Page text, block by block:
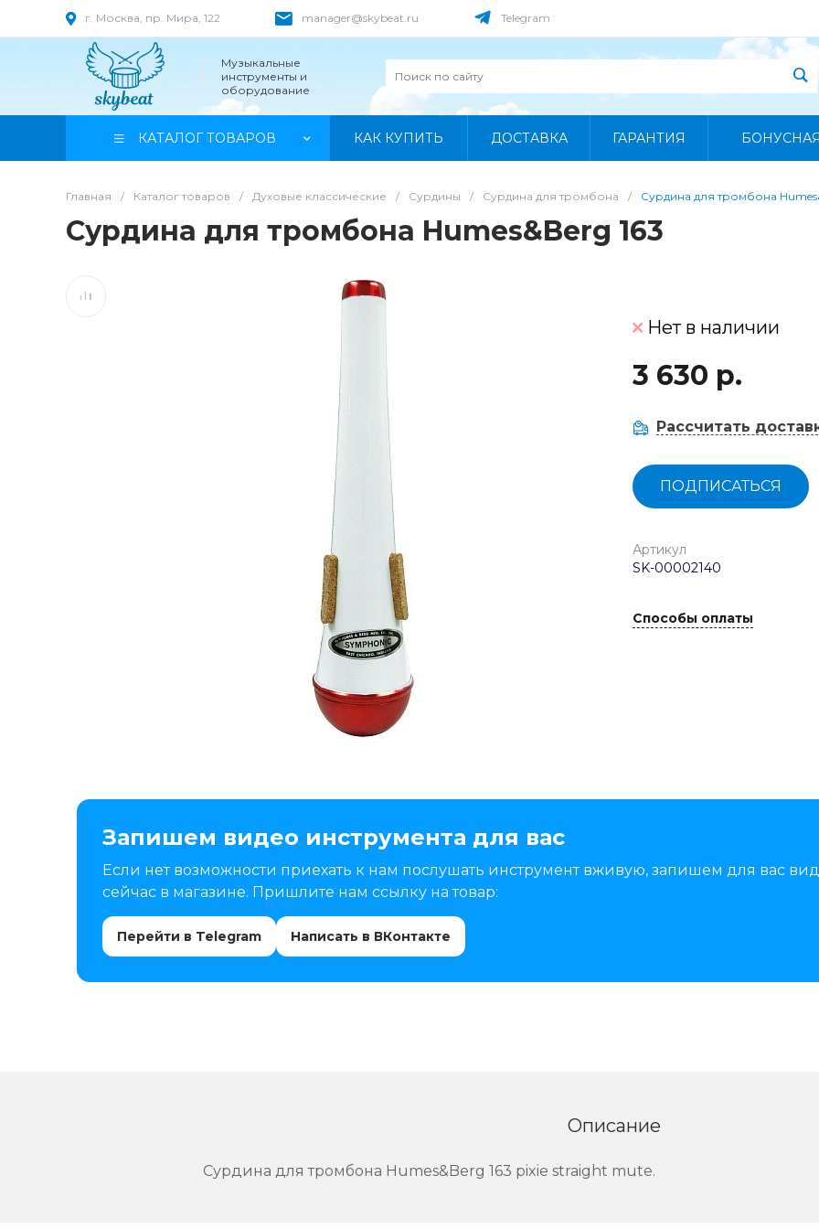
г. Москва, пр. Мира, 122 manager@skybeat.ru Telegram
Музыкальные
инструменты и
оборудование
КАТАЛОГ ТОВАРОВ КАК КУПИТЬ ДОСТАВКА ГАРАНТИЯ
Главная / Каталог товаров / Духовые классические / Сурдины / Сурдина для тромбона / Сурдина для тромбона
Сурдина для тромбона Humes&Berg 163
Нет в наличии
3 630 р.
Рассчитать
ПОДПИСАТЬСЯ
Артикул
SK-00002140
Способы оплаты
Запишем видео инструмента для вас
Если нет возможности приехать к нам послушать инструмент вживую, запишем для вас
сейчас в магазине. Пришлите нам ссылку на товар:
Перейти в Telegram Написать в ВКонтакте
Описание
Сурдина для тромбона Humes&Berg 163 pixie straight mute.